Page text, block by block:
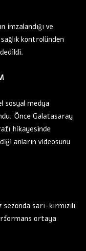
imzalandığı ve
kontrolünden
sosyal medya
Önce Galatasaray
hikayesinde
anların videosunu
sarı-kırmızılı
ortaya